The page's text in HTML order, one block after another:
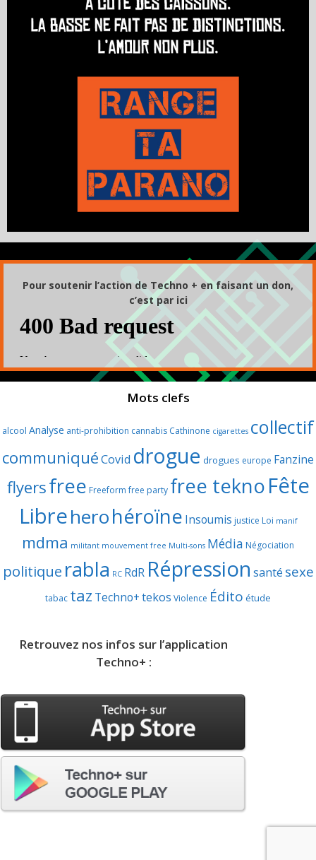
Pour soutenir l’action de Techno + en faisant un don,
c’est par ici
Mots clefs
alcool Analyse anti-prohibition cannabis Cathinone cigarettes collectif
communiquéCovid drogue drogues europe Fanzine
flyersfree Freeform free party free teknoFête
Libreherohéroïne Insoumis justice Loi manif
mdma militant mouvement free Multi-sons Média Négociation
politique rabla RC RdR Répression santé sexe
tabac taz Techno+tekos Violence Édito étude
Retrouvez nos infos sur l’application
Techno+ :